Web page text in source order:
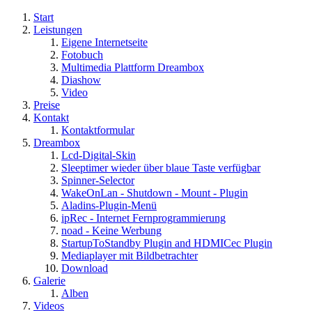
Start
Leistungen
Eigene Internetseite
Fotobuch
Multimedia Plattform Dreambox
Diashow
Video
Preise
Kontakt
Kontaktformular
Dreambox
Lcd-Digital-Skin
Sleeptimer wieder über blaue Taste verfügbar
Spinner-Selector
WakeOnLan - Shutdown - Mount - Plugin
Aladins-Plugin-Menü
ipRec - Internet Fernprogrammierung
noad - Keine Werbung
StartupToStandby Plugin and HDMICec Plugin
Mediaplayer mit Bildbetrachter
Download
Galerie
Alben
Videos